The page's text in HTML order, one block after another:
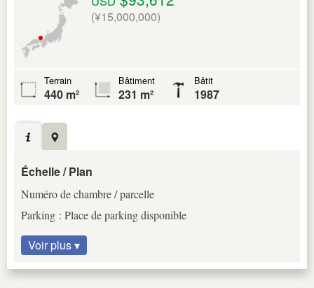
(¥15,000,000)
Terrain
440 m²
Bâtiment
231 m²
Bâtit
1987
Échelle / Plan
Numéro de chambre / parcelle
Parking : Place de parking disponible
Voir plus ▾